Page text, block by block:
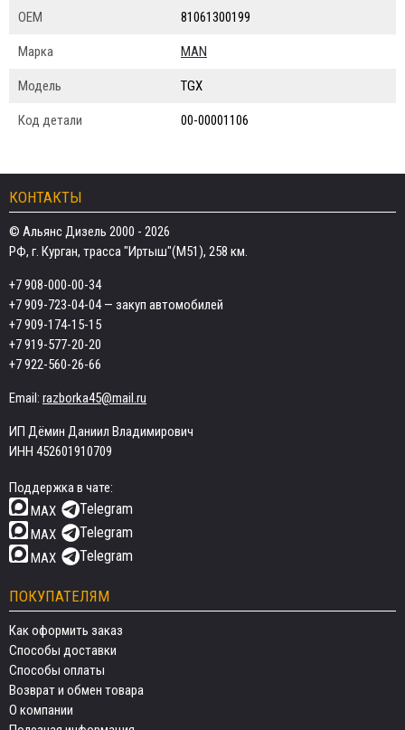
ОЕМ 81061300199
Марка MAN
Модель TGX
Код детали 00-00001106
КОНТАКТЫ
© Альянс Дизель 2000 - 2026
РФ, г. Курган, трасса "Иртыш"(М51), 258 км.
+7 908-000-00-34
+7 909-723-04-04— закуп автомобилей
+7 909-174-15-15
+7 919-577-20-20
+7 922-560-26-66
Email: razborka45@mail.ru
ИП Дёмин Даниил Владимирович
ИНН 452601910709
Поддержка в чате:
MAX
Telegram
MAX Telegram
MAX Telegram
ПОКУПАТЕЛЯМ
Как оформить заказ
Способы доставки
Способы оплаты
Возврат и обмен товара
О компании